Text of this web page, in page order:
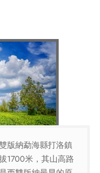
版納勐海縣打洛鎮
1700米，其山高路